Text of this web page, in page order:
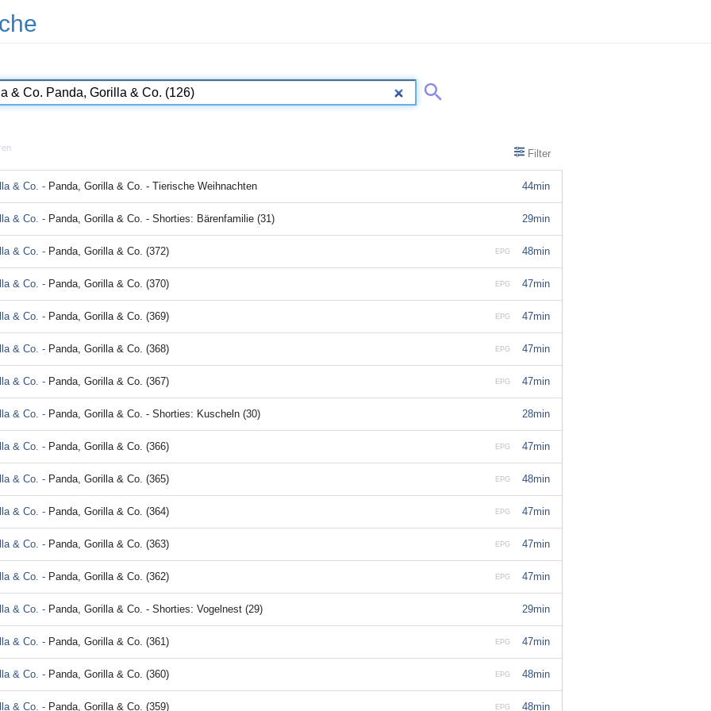
Filter
44min
& Co. - Panda, Gorilla & Co. - Tierische Weihnachten
29min
& Co. - Panda, Gorilla & Co. - Shorties: Bärenfamilie (31)
48min
EPG
& Co. - Panda, Gorilla & Co. (372)
47min
EPG
& Co. - Panda, Gorilla & Co. (370)
47min
EPG
& Co. - Panda, Gorilla & Co. (369)
47min
EPG
& Co. - Panda, Gorilla & Co. (368)
47min
EPG
& Co. - Panda, Gorilla & Co. (367)
28min
& Co. - Panda, Gorilla & Co. - Shorties: Kuscheln (30)
47min
EPG
& Co. - Panda, Gorilla & Co. (366)
48min
EPG
& Co. - Panda, Gorilla & Co. (365)
47min
EPG
& Co. - Panda, Gorilla & Co. (364)
47min
EPG
& Co. - Panda, Gorilla & Co. (363)
47min
EPG
& Co. - Panda, Gorilla & Co. (362)
29min
& Co. - Panda, Gorilla & Co. - Shorties: Vogelnest (29)
47min
EPG
& Co. - Panda, Gorilla & Co. (361)
48min
EPG
& Co. - Panda, Gorilla & Co. (360)
48min
EPG
& Co. - Panda, Gorilla & Co. (359)